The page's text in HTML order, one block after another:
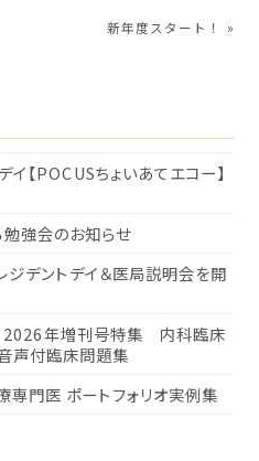
新年度スタート！ »
【POCUSちょいあてエコー】
強会のお知らせ
デントデイ＆医局説明会を開
年増刊号特集 内科臨床
声付臨床問題集
専門医 ポートフォリオ実例集